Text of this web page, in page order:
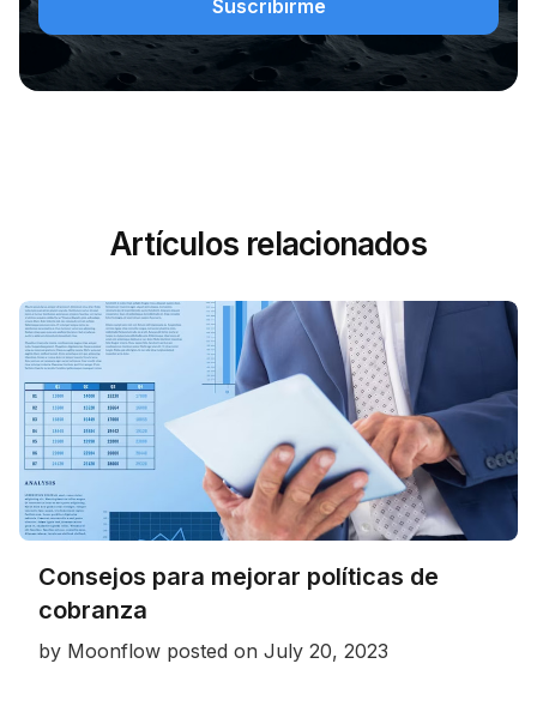
Artículos relacionados
Consejos para mejorar políticas de
cobranza
by Moonflow posted on July 20, 2023